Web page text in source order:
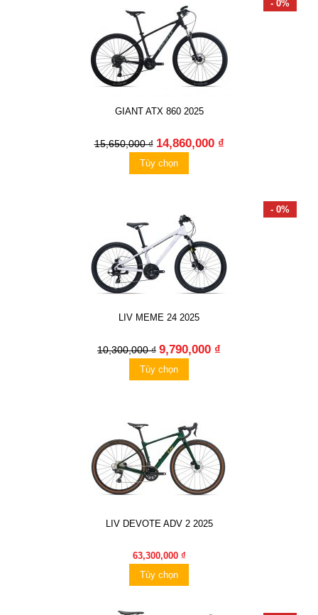
- 0%
GIANT ATX 860 2025
15,650,000 ₫ 14,860,000 ₫
Tùy chọn
- 0%
LIV MEME 24 2025
10,300,000 ₫ 9,790,000 ₫
Tùy chọn
LIV DEVOTE ADV 2 2025
63,300,000 ₫
Tùy chọn